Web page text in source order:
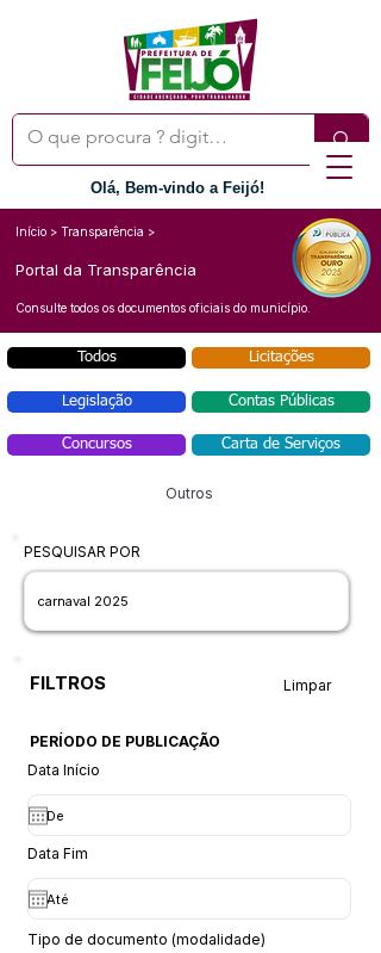
Olá, Bem-vindo a Feijó!
Início > Transparência >
Portal da Transparência
Consulte todos os documentos oficiais do município.
Todos
Legislação
Concursos
Licitações
Contas Públicas
Carta de Serviços
Outros
PESQUISAR POR
FILTROS Limpar
PERÍODO DE PUBLICAÇÃO
Data Início
Data Fim
Tipo de documento (modalidade)